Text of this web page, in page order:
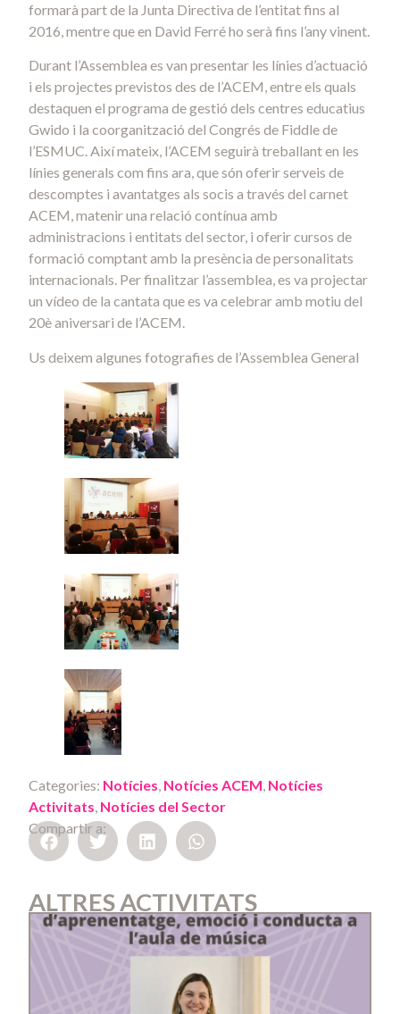
formarà part de la Junta Directiva de l’entitat fins al
2016, mentre que en David Ferré ho serà fins l’any vinent.
Durant l’Assemblea es van presentar les línies d’actuació
i els projectes previstos des de l’ACEM, entre els quals
destaquen el programa de gestió dels centres educatius
Gwido i la coorganització del Congrés de Fiddle de
l’ESMUC. Així mateix, l’ACEM seguirà treballant en les
línies generals com fins ara, que són oferir serveis de
descomptes i avantatges als socis a través del carnet
ACEM, matenir una relació contínua amb
administracions i entitats del sector, i oferir cursos de
formació comptant amb la presència de personalitats
internacionals. Per finalitzar l’assemblea, es va projectar
un vídeo de la cantata que es va celebrar amb motiu del
20è aniversari de l’ACEM.
Us deixem algunes fotografies de l’Assemblea General
Categories: Notícies, Notícies ACEM, Notícies
Activitats, Notícies del Sector
Compartir a:
ALTRES ACTIVITATS